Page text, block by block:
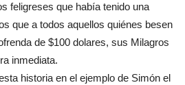
feligreses que había tenido una
que a todos aquellos quiénes besen
de $100 dolares, sus Milagros
inmediata.
historia en el ejemplo de Simón el